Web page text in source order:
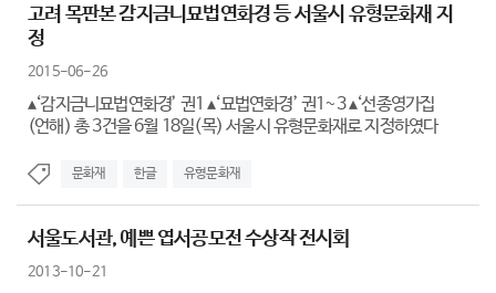
고려 목판본 감지금니묘법연화경 등 서울시 유형문화재 지
정
2015-06-26
▴‘감지금니묘법연화경’ 권1 ▴‘묘법연화경’ 권1~3 ▴‘선종영가집
(언해) 총 3건을 6월 18일(목) 서울시 유형문화재로 지정하였다
문화재 한글 유형문화재
서울도서관, 예쁜 엽서공모전 수상작 전시회
2013-10-21